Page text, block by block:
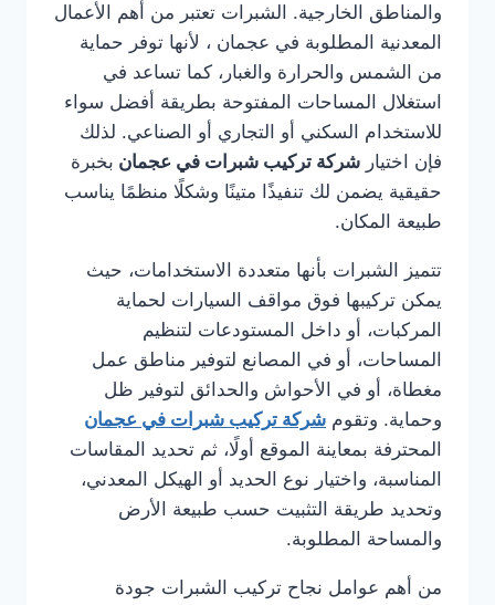
والمناطق الخارجية. الشبرات تعتبر من أهم الأعمال
المعدنية المطلوبة في عجمان ، لأنها توفر حماية
من الشمس والحرارة والغبار، كما تساعد في
استغلال المساحات المفتوحة بطريقة أفضل سواء
للاستخدام السكني أو التجاري أو الصناعي. لذلك
فإن اختيار شركة تركيب شبرات في عجمان بخبرة
حقيقية يضمن لك تنفيذًا متينًا وشكلًا منظمًا يناسب
طبيعة المكان.
تتميز الشبرات بأنها متعددة الاستخدامات، حيث
يمكن تركيبها فوق مواقف السيارات لحماية
المركبات، أو داخل المستودعات لتنظيم
المساحات، أو في المصانع لتوفير مناطق عمل
مغطاة، أو في الأحواش والحدائق لتوفير ظل
وحماية. وتقوم شركة تركيب شبرات في عجمان
المحترفة بمعاينة الموقع أولًا، ثم تحديد المقاسات
المناسبة، واختيار نوع الحديد أو الهيكل المعدني،
وتحديد طريقة التثبيت حسب طبيعة الأرض
والمساحة المطلوبة.
من أهم عوامل نجاح تركيب الشبرات جودة